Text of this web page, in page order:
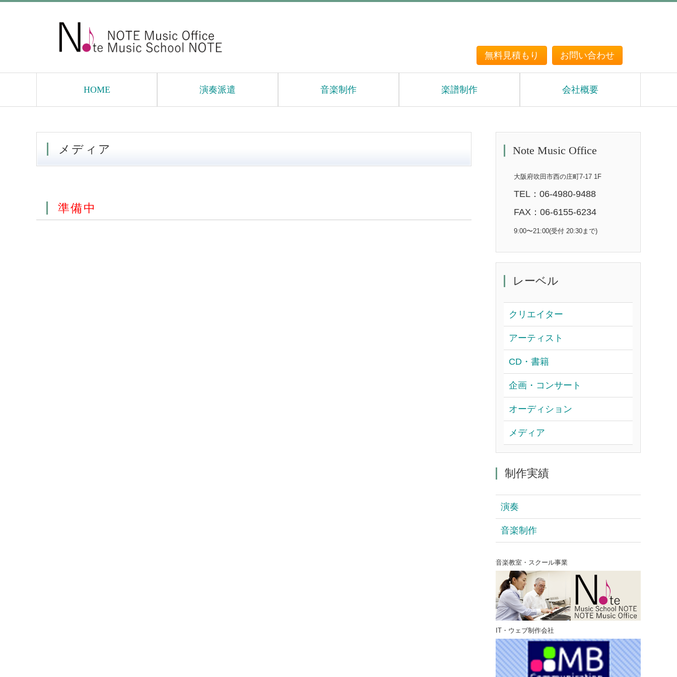
無料見積もり お問い合わせ
HOME 演奏派遣 音楽制作 楽譜制作 会社概要
メディア
準備中
Note Music Office
大阪府吹田市西の庄町7-17 1F
TEL：06-4980-9488
FAX：06-6155-6234
9:00〜21:00(受付 20:30まで)
レーベル
クリエイター
アーティスト
CD・書籍
企画・コンサート
オーディション
メディア
制作実績
演奏
音楽制作
音楽教室・スクール事業
IT・ウェブ制作会社